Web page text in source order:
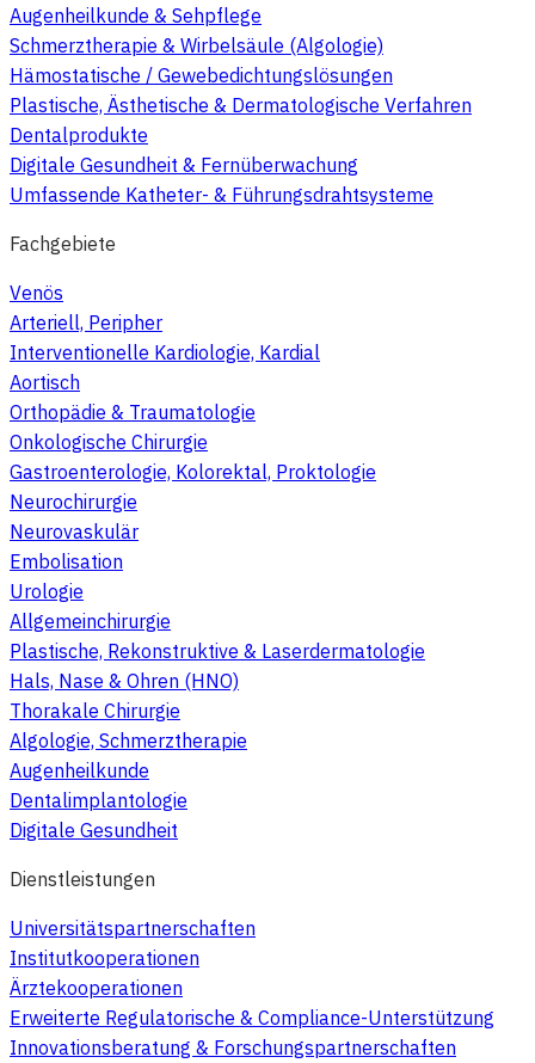
Augenheilkunde & Sehpflege
Schmerztherapie & Wirbelsäule (Algologie)
Hämostatische / Gewebedichtungslösungen
Plastische, Ästhetische & Dermatologische Verfahren
Dentalprodukte
Digitale Gesundheit & Fernüberwachung
Umfassende Katheter- & Führungsdrahtsysteme
Fachgebiete
Venös
Arteriell, Peripher
Interventionelle Kardiologie, Kardial
Aortisch
Orthopädie & Traumatologie
Onkologische Chirurgie
Gastroenterologie, Kolorektal, Proktologie
Neurochirurgie
Neurovaskulär
Embolisation
Urologie
Allgemeinchirurgie
Plastische, Rekonstruktive & Laserdermatologie
Hals, Nase & Ohren (HNO)
Thorakale Chirurgie
Algologie, Schmerztherapie
Augenheilkunde
Dentalimplantologie
Digitale Gesundheit
Dienstleistungen
Universitätspartnerschaften
Institutkooperationen
Ärztekooperationen
Erweiterte Regulatorische & Compliance-Unterstützung
Innovationsberatung & Forschungspartnerschaften